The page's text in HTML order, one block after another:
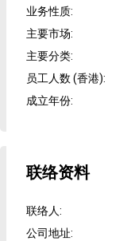
业务性质:
主要市场:
主要分类:
员工人数 (香港):
成立年份:
联络资料
联络人:
公司地址: